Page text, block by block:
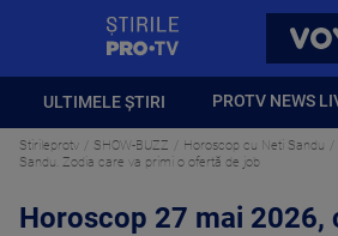
ULTIMELE ȘTIRI PROTV NEWS
Stirileprotv SHOW-BUZZ Horoscop cu Neti Sandu
Sandu. Zodia care va primi o ofertă de job
Horoscop 27 mai 2026,